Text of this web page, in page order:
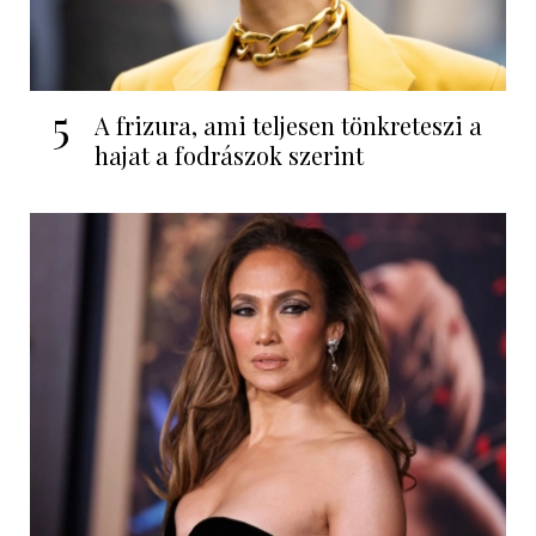
5
A frizura, ami teljesen tönkreteszi a
hajat a fodrászok szerint